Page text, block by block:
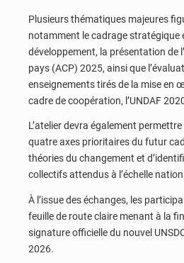
Plusieurs thématiques majeures
notamment le cadrage stratégique
développement, la présentation de
pays (ACP) 2025, ainsi que
enseignements tirés de la mise en
cadre de coopération, l’UNDAF
L’atelier devra également
quatre axes prioritaires du futur
théories du changement et
collectifs attendus à l’échelle
À l’issue des échanges, les
feuille de route claire menant à la
signature officielle du nouvel
2026.